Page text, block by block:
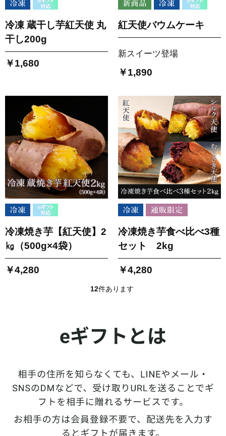
冷凍 蔵干し芋紅天使 丸
干し200g
￥1,680
紅天使バウムケーキ
新スイーツ登場
￥1,890
冷凍焼き芋【紅天使】2
㎏（500g×4袋）
￥4,280
冷凍焼き芋食べ比べ3種
セット 2kg
￥4,280
12件あります